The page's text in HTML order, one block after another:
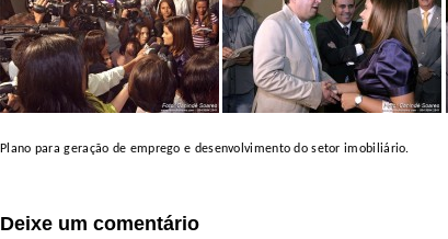
Plano para geração de emprego e desenvolvimento do setor imobiliário.
Deixe um comentário